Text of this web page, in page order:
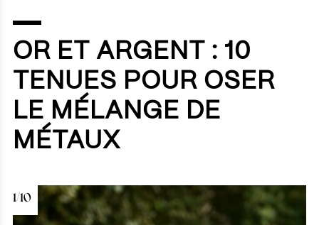
OR ET ARGENT : 10
TENUES POUR OSER
LE MÉLANGE DE
MÉTAUX
1/10